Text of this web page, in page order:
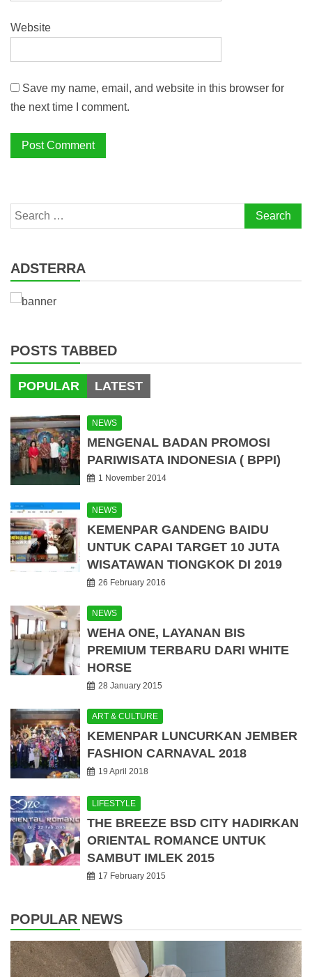
Website
Save my name, email, and website in this browser for
the next time I comment.
Search
for:
ADSTERRA
POSTS TABBED
POPULAR LATEST
NEWS
MENGENAL BADAN PROMOSI
PARIWISATA INDONESIA ( BPPI)
1 November 2014
NEWS
KEMENPAR GANDENG BAIDU
UNTUK CAPAI TARGET 10 JUTA
WISATAWAN TIONGKOK DI 2019
26 February 2016
NEWS
WEHA ONE, LAYANAN BIS
PREMIUM TERBARU DARI WHITE
HORSE
28 January 2015
ART & CULTURE
KEMENPAR LUNCURKAN JEMBER
FASHION CARNAVAL 2018
19 April 2018
LIFESTYLE
THE BREEZE BSD CITY HADIRKAN
ORIENTAL ROMANCE UNTUK
SAMBUT IMLEK 2015
17 February 2015
POPULAR NEWS